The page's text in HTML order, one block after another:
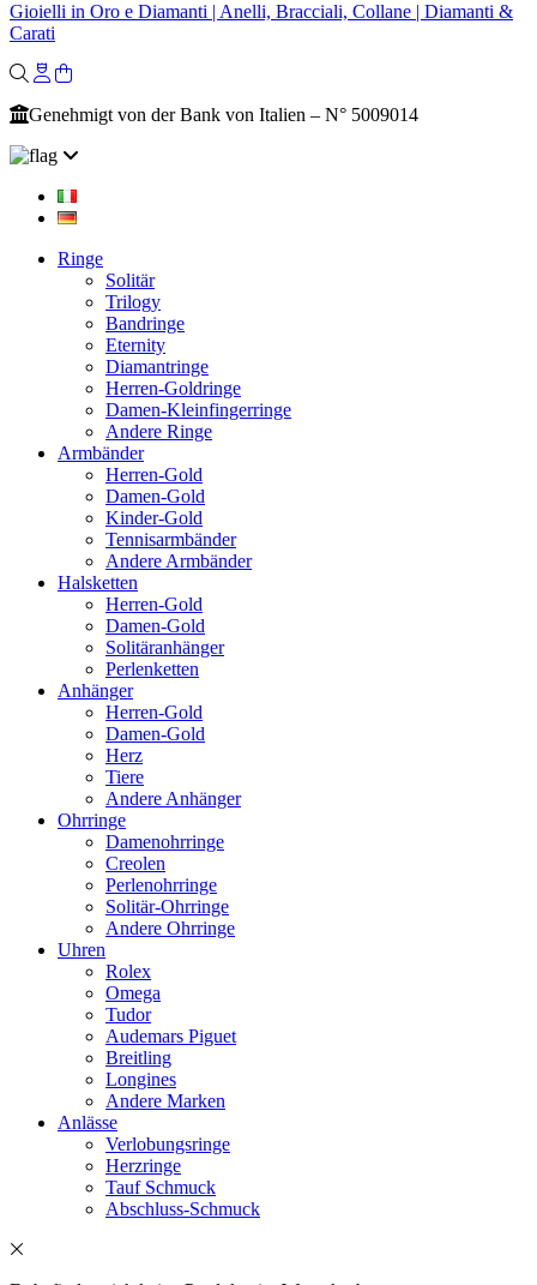
Gioielli in Oro e Diamanti | Anelli, Bracciali, Collane | Diamanti &
Carati
Genehmigt von der Bank von Italien – N° 5009014
Ringe
Solitär
Trilogy
Bandringe
Eternity
Diamantringe
Herren-Goldringe
Damen-Kleinfingerringe
Andere Ringe
Armbänder
Herren-Gold
Damen-Gold
Kinder-Gold
Tennisarmbänder
Andere Armbänder
Halsketten
Herren-Gold
Damen-Gold
Solitäranhänger
Perlenketten
Anhänger
Herren-Gold
Damen-Gold
Herz
Tiere
Andere Anhänger
Ohrringe
Damenohrringe
Creolen
Perlenohrringe
Solitär-Ohrringe
Andere Ohrringe
Uhren
Rolex
Omega
Tudor
Audemars Piguet
Breitling
Longines
Andere Marken
Anlässe
Verlobungsringe
Herzringe
Tauf Schmuck
Abschluss-Schmuck